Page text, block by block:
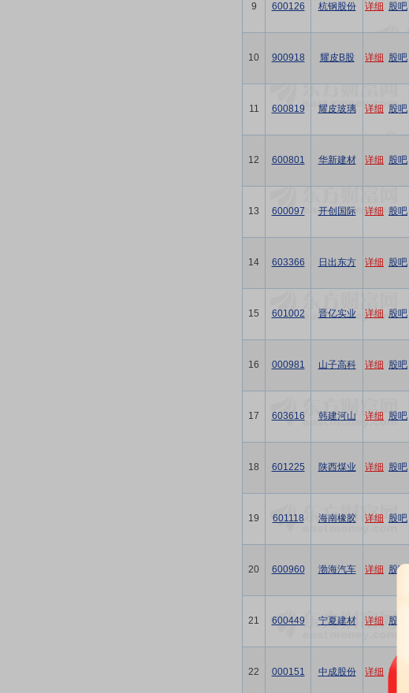
9 600126 杭钢股份 详细 股吧
10 900918 耀皮B股 详细 股吧
11 600819 耀皮玻璃 详细 股吧
12 600801 华新建材 详细 股吧
13 600097 开创国际 详细 股吧
14 603366 日出东方 详细 股吧
15 601002 晋亿实业 详细 股吧
16 000981 山子高科 详细 股吧
17 603616 韩建河山 详细 股吧
18 601225 陕西煤业 详细 股吧
19 601118 海南橡胶 详细 股吧
20 600960 渤海汽车 详细 股吧
21 600449 宁夏建材 详细 股吧
22 000151 中成股份 详细 股吧